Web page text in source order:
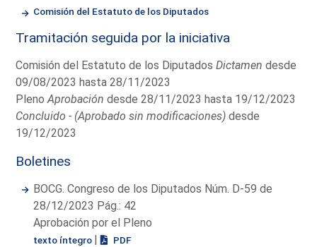
Comisión del Estatuto de los Diputados
Tramitación seguida por la iniciativa
Comisión del Estatuto de los DiputadosDictamen desde
09/08/2023 hasta 28/11/2023
PlenoAprobación desde 28/11/2023 hasta 19/12/2023
Concluido - (Aprobado sin modificaciones) desde
19/12/2023
Boletines
BOCG. Congreso de los Diputados Núm. D-59 de
28/12/2023 Pág.: 42
Aprobación por el Pleno
texto íntegro | PDF